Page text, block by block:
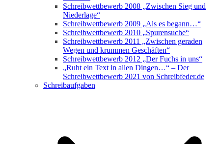
Schreibwettbewerb 2008 „Zwischen Sieg und
Niederlage“
Schreibwettbewerb 2009 „Als es begann…“
Schreibwettbewerb 2010 „Spurensuche“
Schreibwettbewerb 2011 „Zwischen geraden
Wegen und krummen Geschäften“
Schreibwettbewerb 2012 „Der Fuchs in uns“
„Ruht ein Text in allen Dingen…“ – Der
Schreibwettbewerb 2021 von Schreibfeder.de
Schreibaufgaben